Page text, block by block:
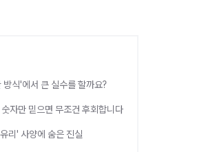
식'에서 큰 실수를 할까요?
자만 믿으면 무조건 후회합니다
리' 사양에 숨은 진실